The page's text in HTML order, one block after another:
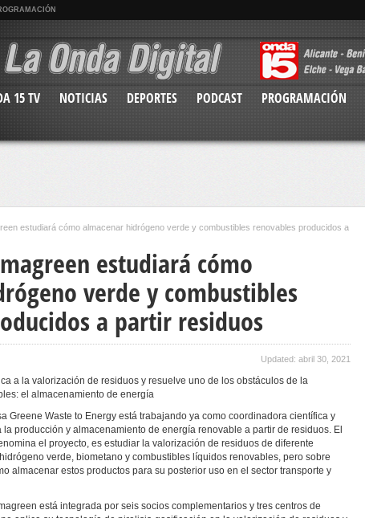
15 TV NOTICIAS DEPORTES PODCAST PROGRAMACIÓN
estudiará cómo almacenar hidrógeno verde y combustibles renovables producidos a
estudiará cómo
verde y combustibles
a partir residuos
Updated: abril 30, 2021
a la valorización de residuos y resuelve uno de los obstáculos de la
el almacenamiento de energía
Greene Waste to Energy está trabajando ya como coordinadora científica y
producción y almacenamiento de energía renovable a partir de residuos. El
el proyecto, es estudiar la valorización de residuos de diferente
verde, biometano y combustibles líquidos renovables, pero sobre
almacenar estos productos para su posterior uso en el sector transporte y
está integrada por seis socios complementarios y tres centros de